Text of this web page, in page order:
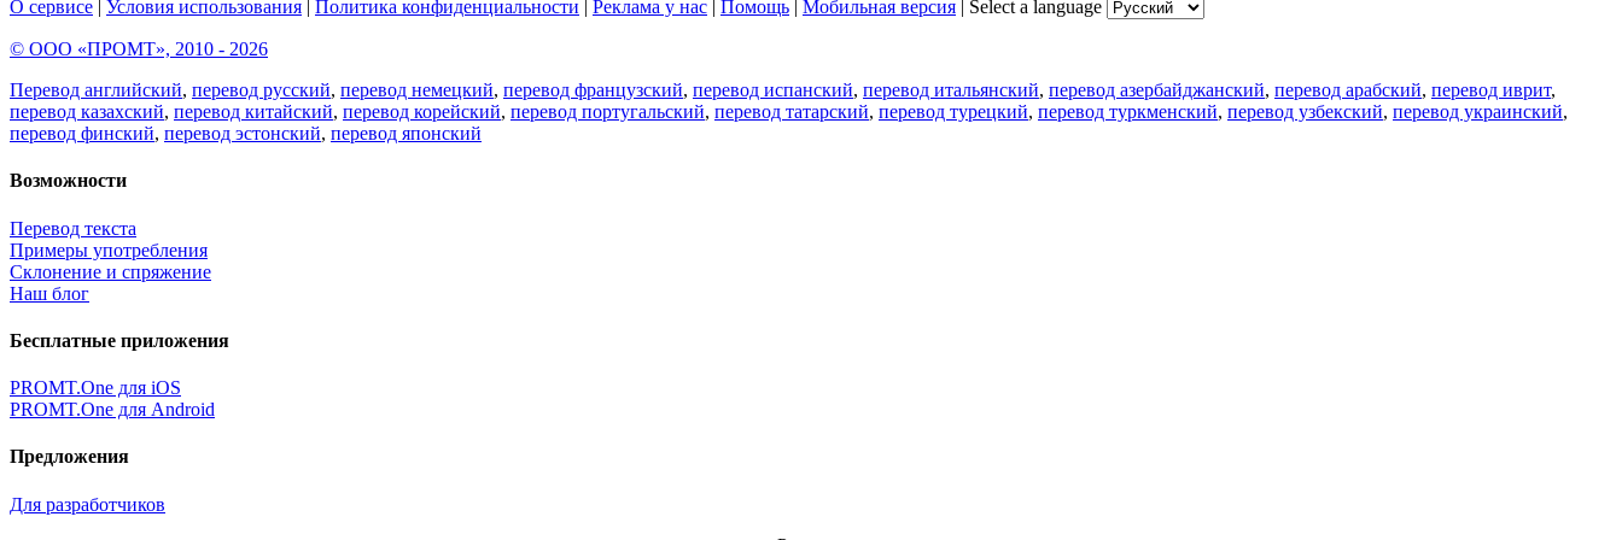
О сервисе Условия использования Политика конфиденциальности Реклама у нас Помощь Мобильная версия Select a language
© ООО «ПРОМТ», 2010 - 2026
Перевод английский, перевод русский, перевод немецкий, перевод французский, перевод испанский, перевод итальянский, перевод азербайджанский, перевод арабский, перевод иврит,
перевод казахский, перевод китайский, перевод корейский, перевод португальский, перевод татарский, перевод турецкий, перевод туркменский, перевод узбекский, перевод украинский,
перевод финский, перевод эстонский, перевод японский
Возможности
Перевод текста
Примеры употребления
Склонение и спряжение
Наш блог
Бесплатные приложения
PROMT.One для iOS
PROMT.One для Android
Предложения
Для разработчиков